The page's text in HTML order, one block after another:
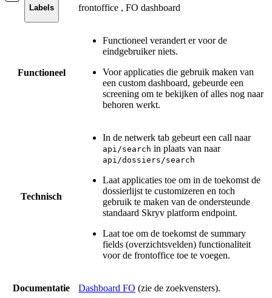
Labels frontoffice , FO dashboard
Functioneel
Functioneel verandert er voor de
eindgebruiker niets.
Voor applicaties die gebruik maken van
een custom dashboard, gebeurde een
screening om te bekijken of alles nog naar
behoren werkt.
Technisch
In de netwerk tab gebeurt een call naar
api/search in plaats van naar
api/dossiers/search
Laat applicaties toe om in de toekomst de
dossierlijst te customizeren en toch
gebruik te maken van de ondersteunde
standaard Skryv platform endpoint.
Laat toe om de toekomst de summary
fields (overzichtsvelden) functionaliteit
voor de frontoffice toe te voegen.
Documentatie Dashboard FO (zie de zoekvensters).